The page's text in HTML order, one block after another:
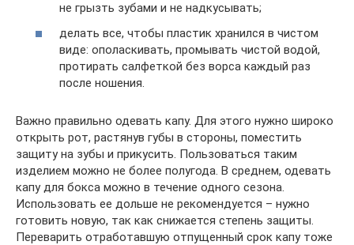
не грызть зубами и не надкусывать;
делать все, чтобы пластик хранился в чистом
виде: ополаскивать, промывать чистой водой,
протирать салфеткой без ворса каждый раз
после ношения.
Важно правильно одевать капу. Для этого нужно широко
открыть рот, растянув губы в стороны, поместить
защиту на зубы и прикусить. Пользоваться таким
изделием можно не более полугода. В среднем, одевать
капу для бокса можно в течение одного сезона.
Использовать ее дольше не рекомендуется – нужно
готовить новую, так как снижается степень защиты.
Переварить отработавшую отпущенный срок капу тоже